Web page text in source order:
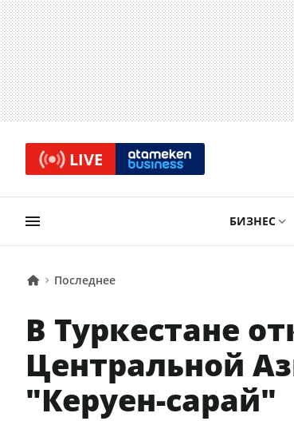
LIVE
БИЗНЕС
Последнее
В Туркестане
Центральной
"Керуен-сарай"